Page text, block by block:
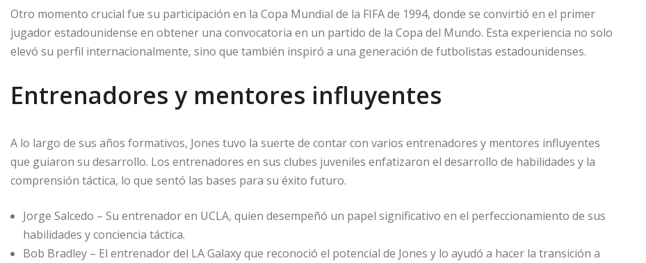
Otro momento crucial fue su participación en la Copa Mundial de la FIFA de 1994, donde se convirtió en el primer
jugador estadounidense en obtener una convocatoria en un partido de la Copa del Mundo. Esta experiencia no solo
elevó su perfil internacionalmente, sino que también inspiró a una generación de futbolistas estadounidenses.
Entrenadores y mentores influyentes
A lo largo de sus años formativos, Jones tuvo la suerte de contar con varios entrenadores y mentores influyentes
que guiaron su desarrollo. Los entrenadores en sus clubes juveniles enfatizaron el desarrollo de habilidades y la
comprensión táctica, lo que sentó las bases para su éxito futuro.
Jorge Salcedo – Su entrenador en UCLA, quien desempeñó un papel significativo en el perfeccionamiento de sus
habilidades y conciencia táctica.
Bob Bradley – El entrenador del LA Galaxy que reconoció el potencial de Jones y lo ayudó a hacer la transición a